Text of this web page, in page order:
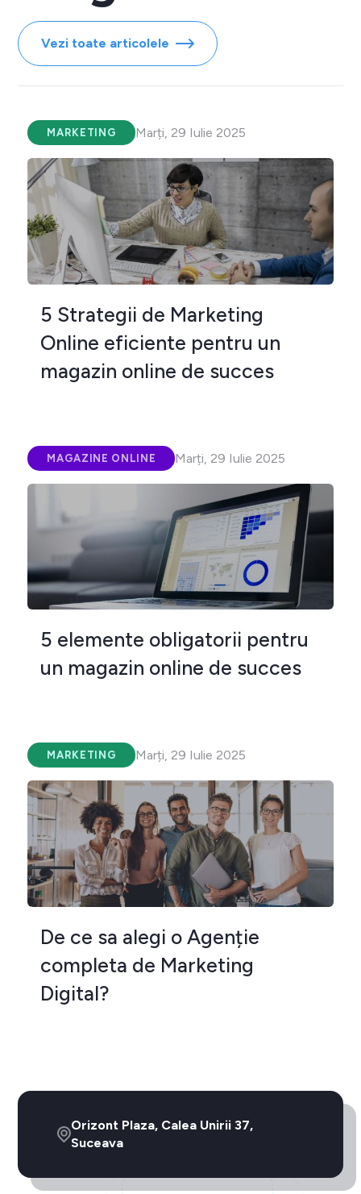
Vezi toate articolele
MARKETING Marți, 29 Iulie 2025
5 Strategii de Marketing
Online eficiente pentru un
magazin online de succes
MAGAZINE ONLINE Marți, 29 Iulie 2025
5 elemente obligatorii pentru
un magazin online de succes
MARKETING Marți, 29 Iulie 2025
De ce sa alegi o Agenție
completa de Marketing
Digital?
Orizont Plaza, Calea Unirii 37,
Suceava